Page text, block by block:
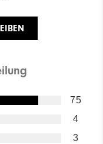
75
4
3